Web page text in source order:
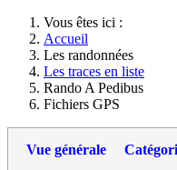
Vous êtes ici :
Accueil
Les randonnées
Les traces en liste
Rando A Pedibus
Fichiers GPS
Vue générale